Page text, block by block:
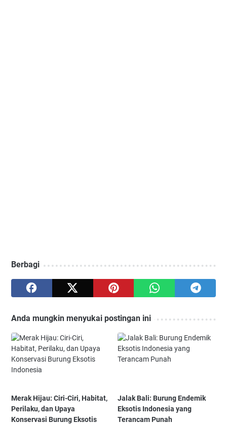
Berbagi
Anda mungkin menyukai postingan ini
Merak Hijau: Ciri-Ciri, Habitat,
Perilaku, dan Upaya
Konservasi Burung Eksotis
Jalak Bali: Burung Endemik
Eksotis Indonesia yang
Terancam Punah